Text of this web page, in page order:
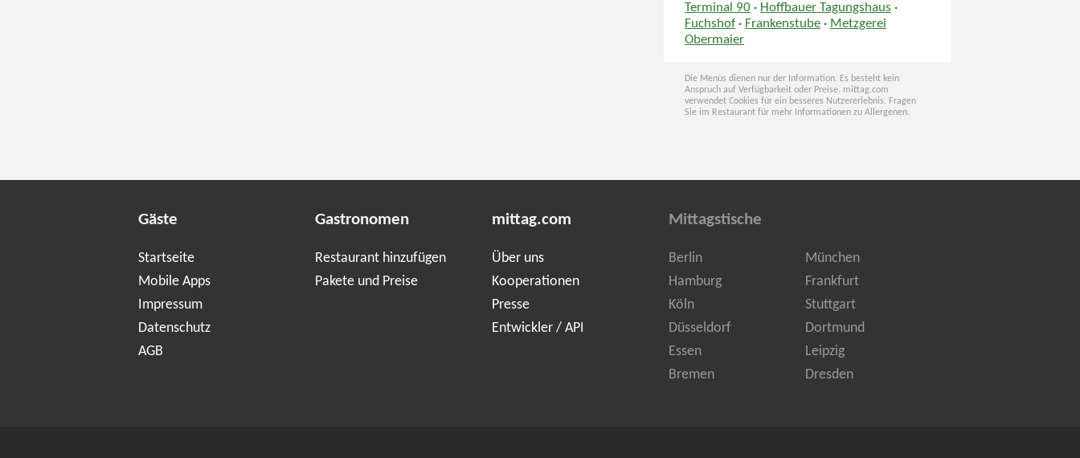
Terminal 90 · Hoffbauer Tagungshaus ·
Fuchshof · Frankenstube · Metzgerei
Obermaier
Die Menüs dienen nur der Information. Es besteht kein
Anspruch auf Verfügbarkeit oder Preise. mittag.com
verwendet Cookies für ein besseres Nutzererlebnis. Fragen
Sie im Restaurant für mehr Informationen zu Allergenen.
Gäste
Startseite
Mobile Apps
Impressum
Datenschutz
AGB
Gastronomen
Restaurant hinzufügen
Pakete und Preise
mittag.com
Über uns
Kooperationen
Presse
Entwickler / API
Mittagstische
Berlin
München
Hamburg
Frankfurt
Köln
Stuttgart
Düsseldorf
Dortmund
Essen
Leipzig
Bremen
Dresden